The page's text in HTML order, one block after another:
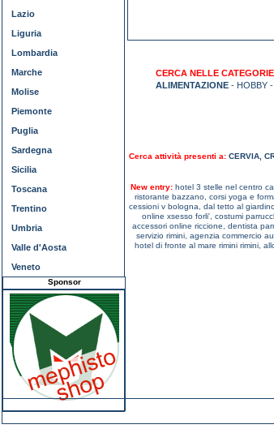
CERCA NELLE
ALIMENTAZIONE - HOBBY
Cerca attività presenti a: CERVIA,
New entry: hotel 3 stelle nel centro
ristorante bazzano, corsi yoga e
cessioni v bologna, dal tetto al
online xsesso forli', costumi
accessori online riccione, dentista
servizio rimini, agenzia commercio
hotel di fronte al mare rimini rimini,
Lazio
Liguria
Lombardia
Marche
Molise
Piemonte
Puglia
Sardegna
Sicilia
Toscana
Trentino
Umbria
Valle d'Aosta
Veneto
Sponsor